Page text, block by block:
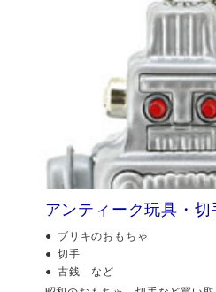
アンティーク玩具・切
ブリキのおもちゃ
切手
古銭 など